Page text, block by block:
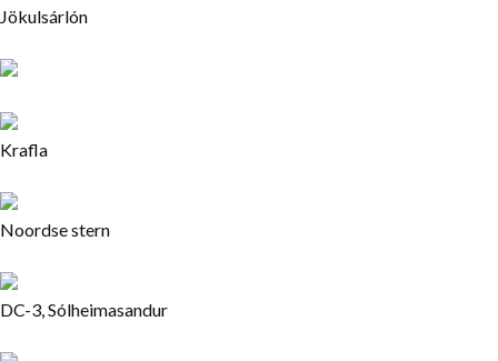
Jökulsárlón
Krafla
Noordse stern
DC-3, Sólheimasandur